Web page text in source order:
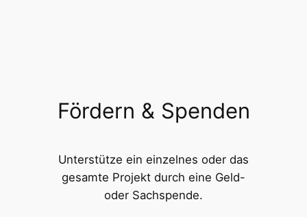
Fördern & Spenden
Unterstütze ein einzelnes oder das
gesamte Projekt durch eine Geld-
oder Sachspende.